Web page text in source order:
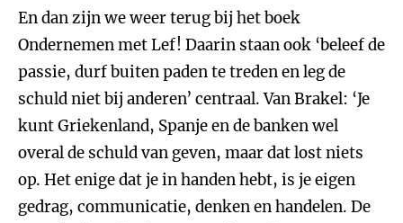
En dan zijn we weer terug bij het boek
Ondernemen met Lef! Daarin staan ook ‘beleef de
passie, durf buiten paden te treden en leg de
schuld niet bij anderen’ centraal. Van Brakel: ‘Je
kunt Griekenland, Spanje en de banken wel
overal de schuld van geven, maar dat lost niets
op. Het enige dat je in handen hebt, is je eigen
gedrag, communicatie, denken en handelen. De